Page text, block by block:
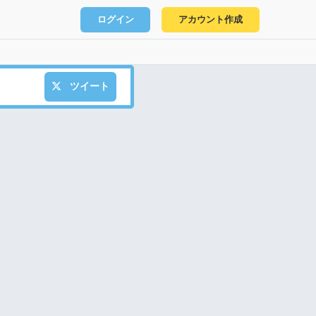
ログイン アカウント作成
ツイート